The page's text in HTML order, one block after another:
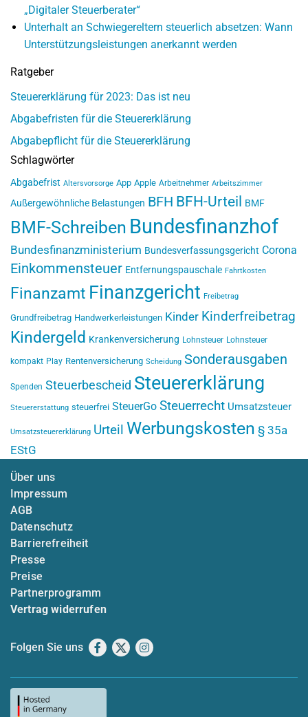
„Digitaler Steuerberater“
Unterhalt an Schwiegereltern steuerlich absetzen: Wann
Unterstützungsleistungen anerkannt werden
Ratgeber
Steuererklärung für 2023: Das ist neu
Abgabefristen für die Steuererklärung
Abgabepflicht für die Steuererklärung
Schlagwörter
Abgabefrist Altersvorsorge App Apple Arbeitnehmer Arbeitszimmer
Außergewöhnliche Belastungen BFH BFH-Urteil BMF
BMF-Schreiben Bundesfinanzhof
Bundesfinanzministerium Bundesverfassungsgericht Corona
Einkommensteuer Entfernungspauschale Fahrtkosten
Finanzamt Finanzgericht Freibetrag
Grundfreibetrag Handwerkerleistungen Kinder Kinderfreibetrag
Kindergeld Krankenversicherung Lohnsteuer Lohnsteuer
kompakt Play Rentenversicherung Scheidung Sonderausgaben
Spenden Steuerbescheid Steuererklärung
Steuererstattung steuerfrei SteuerGo Steuerrecht Umsatzsteuer
Umsatzsteuererklärung Urteil Werbungskosten § 35a
EStG
Über uns
Impressum
AGB
Datenschutz
Barrierefreiheit
Presse
Preise
Partnerprogramm
Vertrag widerrufen
Folgen Sie uns Facebook
X Instagram